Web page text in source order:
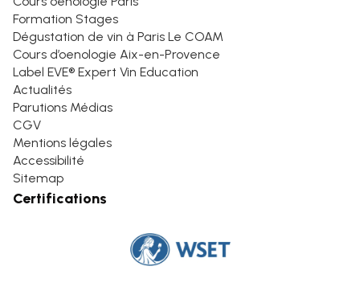
Formation Stages
Dégustation de vin à Paris Le COAM
Cours d’oenologie Aix-en-Provence
Label EVE® Expert Vin Education
Actualités
Parutions Médias
CGV
Mentions légales
Accessibilité
Sitemap
Certifications